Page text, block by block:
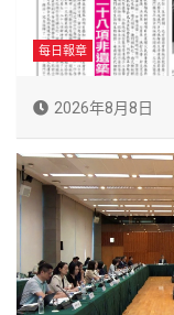
每日報章
2026年8月8日